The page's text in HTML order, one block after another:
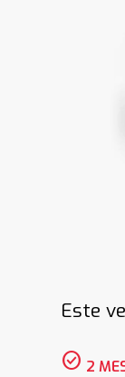
Este
check_circle 2